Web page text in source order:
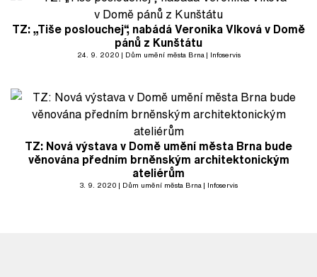
TZ: „Tiše poslouchej“, nabádá Veronika Vlková v Domě
pánů z Kunštátu
24. 9. 2020 Dům umění města Brna Infoservis
TZ: Nová výstava v Domě umění města Brna bude
věnována předním brněnským architektonickým
ateliérům
3. 9. 2020 Dům umění města Brna Infoservis